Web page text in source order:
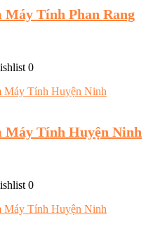
Máy Tính Phan Rang
0
Máy Tính Huyện Ninh
0